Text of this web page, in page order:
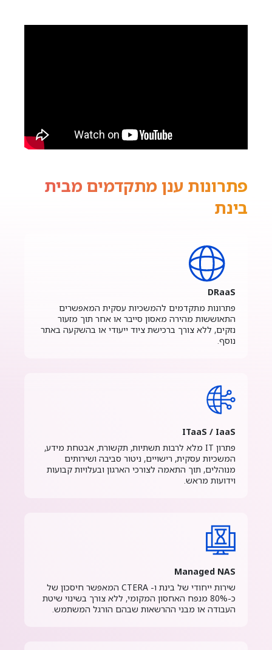
פתרונות ענן מתקדמים מבית
בינת
DRaaS
פתרונות מתקדמים להמשכיות עסקית המאפשרים
התאוששות מהירה מאסון סייבר או אחר תוך מזעור
נזקים, ללא צורך ברכישת ציוד ייעודי או בהשקעה באתר
נוסף.
ITaaS / IaaS
פתרון IT מלא לרבות תשתיות, תקשורת, אבטחת מידע,
המשכיות עסקית, רישויים, ניטור סביבה ושירותים
מנוהלים, תוך התאמה לצורכי הארגון ובעלויות קבועות
וידועות מראש.
Managed NAS
שירות ייחודי של בינת ו- CTERA המאפשר חיסכון של
כ-80% מנפח האחסון המקומי, ללא צורך בשינוי שיטת
העבודה או מבני ההרשאות שבהם הורגל המשתמש.